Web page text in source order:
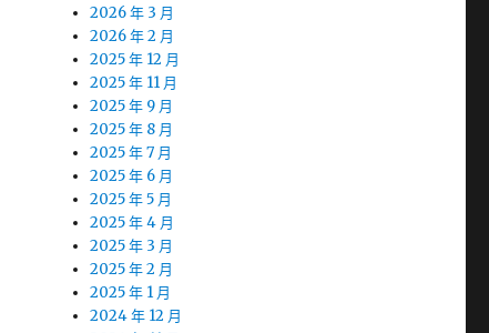
2026 年 3 月
2026 年 2 月
2025 年 12 月
2025 年 11 月
2025 年 9 月
2025 年 8 月
2025 年 7 月
2025 年 6 月
2025 年 5 月
2025 年 4 月
2025 年 3 月
2025 年 2 月
2025 年 1 月
2024 年 12 月